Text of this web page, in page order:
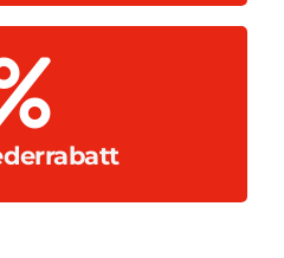
genau das, was Sie
besten Preis.